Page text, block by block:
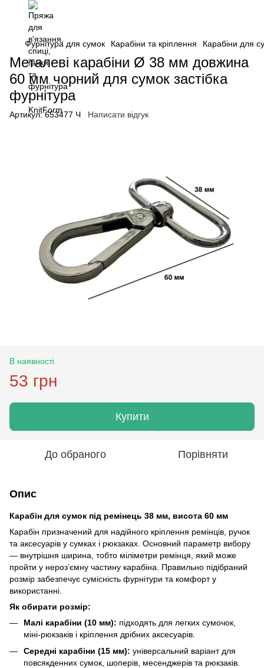
Фурнітура для сумок Карабіни та кріплення Карабіни для
Металеві карабіни Ø 38 мм довжина
60 мм чорний для сумок застібка
фурнітура
Артикул:653477 Ч Написати відгук
В наявності
53 грн
Купити
До обраного Порівняти
Опис
Карабін для сумок під ремінець 38 мм, висота 60 мм
Карабін призначений для надійного кріплення ремінців, ручок
та аксесуарів у сумках і рюкзаках. Основний параметр вибору
— внутрішня ширина, тобто міліметри ремінця, який може
пройти у нероз’ємну частину карабіна. Правильно підібраний
розмір забезпечує сумісність фурнітури та комфорт у
використанні.
Як обирати розмір:
Малі карабіни (10 мм): підходять для легких сумочок,
міні-рюкзаків і кріплення дрібних аксесуарів.
Середні карабіни (15 мм): універсальний варіант для
повсякденних сумок, шоперів, месенджерів та рюкзаків.